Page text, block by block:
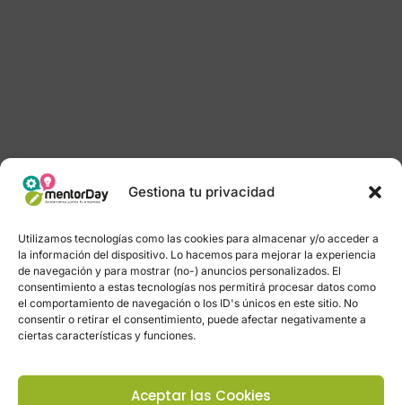
Gestiona tu privacidad
Utilizamos tecnologías como las cookies para almacenar y/o acceder a
la información del dispositivo. Lo hacemos para mejorar la experiencia
de navegación y para mostrar (no-) anuncios personalizados. El
consentimiento a estas tecnologías nos permitirá procesar datos como
el comportamiento de navegación o los ID's únicos en este sitio. No
consentir o retirar el consentimiento, puede afectar negativamente a
ciertas características y funciones.
Aceptar las Cookies